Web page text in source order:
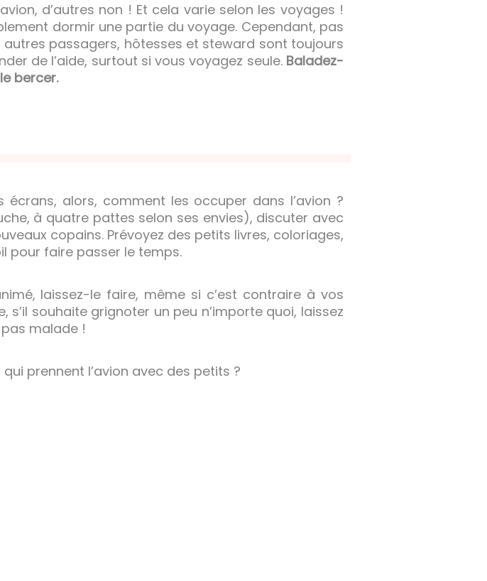
d’autres non ! Et cela varie selon les voyages !
dormir une partie du voyage. Cependant, pas
passagers, hôtesses et steward sont toujours
de l’aide, surtout si vous voyagez seule. Baladez-
bercer.
alors, comment les occuper dans l’avion ?
à quatre pattes selon ses envies), discuter avec
copains. Prévoyez des petits livres, coloriages,
pour faire passer le temps.
laissez-le faire, même si c’est contraire à vos
souhaite grignoter un peu n’importe quoi, laissez
malade !
prennent l’avion avec des petits ?